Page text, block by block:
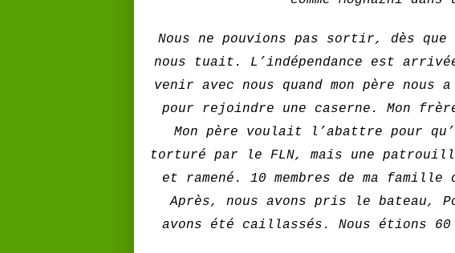
Nous ne pouvions pas sortir, dès que
nous tuait. L’indépendance est
venir avec nous quand mon père nous
pour rejoindre une caserne. Mon
Mon père voulait l’abattre pour
torturé par le FLN, mais une
et ramené. 10 membres de ma
Après, nous avons pris le bateau,
avons été caillassés. Nous étions